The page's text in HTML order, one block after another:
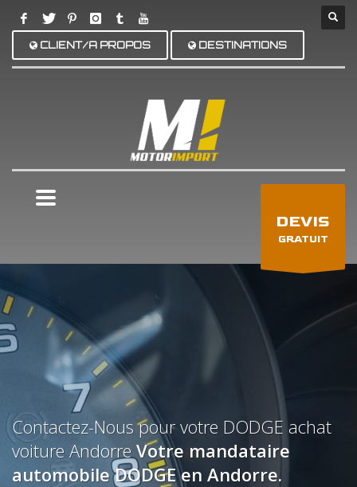
CLIENT/A PROPOS DESTINATIONS
DEVIS
GRATUIT
Contactez-Nous pour votre DODGE achat
voiture AndorreVotre mandataire
automobile DODGE en Andorre.